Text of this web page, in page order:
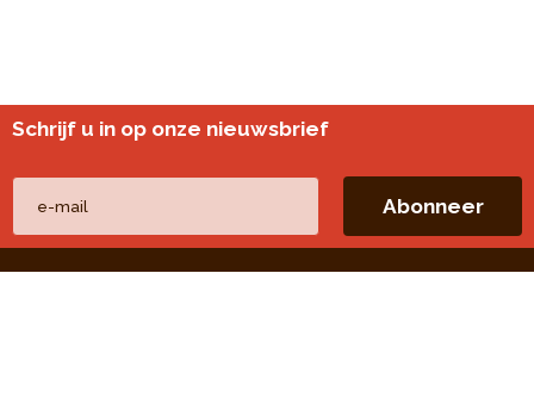
Schrijf u in op onze nieuwsbrief